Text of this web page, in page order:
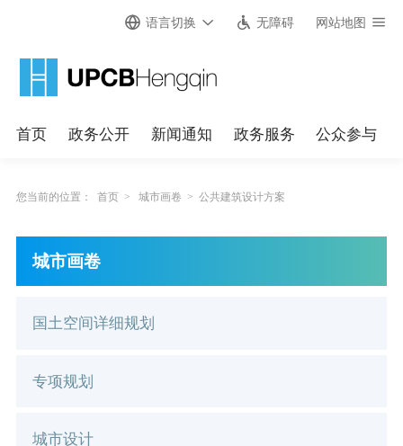
语言切换 无障碍 网站地图
首页 政务公开 新闻通知 政务服务 公众参与
您当前的位置： 首页 > 城市画卷 > 公共建筑设计方案
城市画卷
国土空间详细规划
专项规划
城市设计